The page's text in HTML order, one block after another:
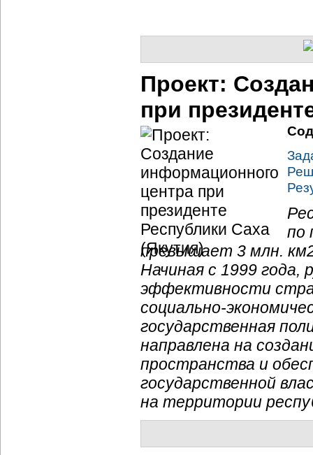
Проект:
при
по
превышает 3 млн.
Начиная с 1999 года,
эффективности
социально-
государственная
направлена на
пространства и
государственной
на территории